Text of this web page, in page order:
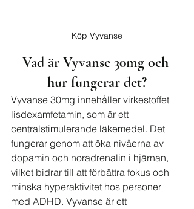
Köp Vyvanse
Vad är Vyvanse 30mg och
hur fungerar det?
Vyvanse 30mg innehåller virkestoffet
lisdexamfetamin, som är ett
centralstimulerande läkemedel. Det
fungerar genom att öka nivåerna av
dopamin och noradrenalin i hjärnan,
vilket bidrar till att förbättra fokus och
minska hyperaktivitet hos personer
med ADHD. Vyvanse är ett